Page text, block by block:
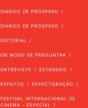
DIÁRIOS DE PRÓSPERO
DIÁRIOS DE PRÓSPERO
EDITORIAL
EM MODO DE PERGUNTAR
ENTREVISTA ESTENDAIS
EVENTOS EXPECTORAÇÃO
FESTIVAL INTERNACIONAL DE
CINEMA - ESPECIAL